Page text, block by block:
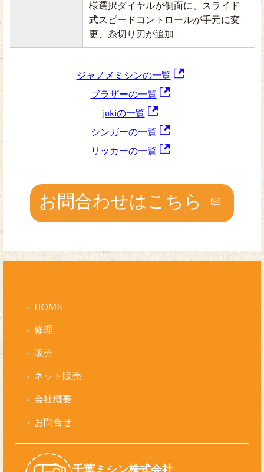
様選択ダイヤルが側面に、スライド
式スピードコントロールが手元に変
更、糸切り刃が追加
ジャノメミシンの一覧
ブラザーの一覧
jukiの一覧
シンガーの一覧
リッカーの一覧
お問合わせはこちら
HOME
修理
販売
ネット販売
会社概要
お問合せ